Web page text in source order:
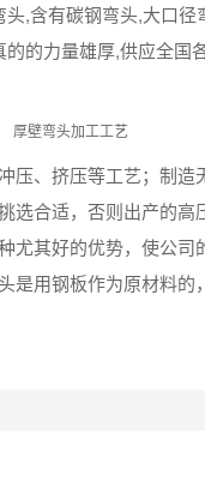
,含有碳钢弯头,大口
的力量雄厚,供应全
压、挤压等工艺；制
合适，否则出产的
尤其好的优势，使公
是用钢板作为原材料